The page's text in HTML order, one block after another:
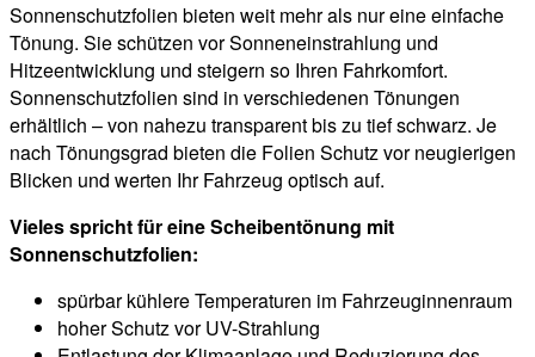
Sonnenschutzfolien bieten weit mehr als nur eine einfache
Tönung. Sie schützen vor Sonneneinstrahlung und
Hitzeentwicklung und steigern so Ihren Fahrkomfort.
Sonnenschutzfolien sind in verschiedenen Tönungen
erhältlich – von nahezu transparent bis zu tief schwarz. Je
nach Tönungsgrad bieten die Folien Schutz vor neugierigen
Blicken und werten Ihr Fahrzeug optisch auf.
Vieles spricht für eine Scheibentönung mit
Sonnenschutzfolien:
spürbar kühlere Temperaturen im Fahrzeuginnenraum
hoher Schutz vor UV-Strahlung